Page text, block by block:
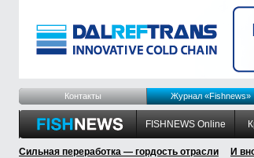
Контакты Журнал «Fishnews»
FISHNEWS Online
Сильная переработка — гордость отрасли И